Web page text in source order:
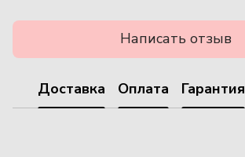
Написать отзыв
Доставка Оплата Гарантия